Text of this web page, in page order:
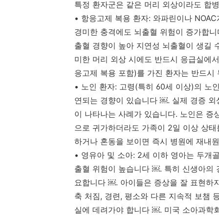
특정 환자군은 같은 머리 외상이라도 합
• 항응고제 복용 환자: 와파린이나
경미한 충격에도 뇌출혈 위험이 증가합
출혈 경향이 높아 지연성 뇌출혈이 생길
미한 머리 외상 시에도 반드시 응급실에
응고제 복용 포함)를 가진 환자는 반드
• 노인 환자: 고령(특히 60세 이상)의 노
연되는 경향이 있습니다 ￼. 실제 경증
이 나타나는 사례가 있습니다. 노인은
으로 귀가하더라도 가족이 2일 이상 상
하거나 혼동을 보이면 즉시 병원에 재내
• 영유아 및 소아: 2세 이하 영아는 두개
출혈 위험이 높습니다 ￼. 특히 신생아의
요합니다 ￼. 아이들은 증상을 잘 표현하
축 처짐, 경련, 평소와 다른 지속적 보챔
실에 데려가야 합니다 ￼. 미국 소아과학